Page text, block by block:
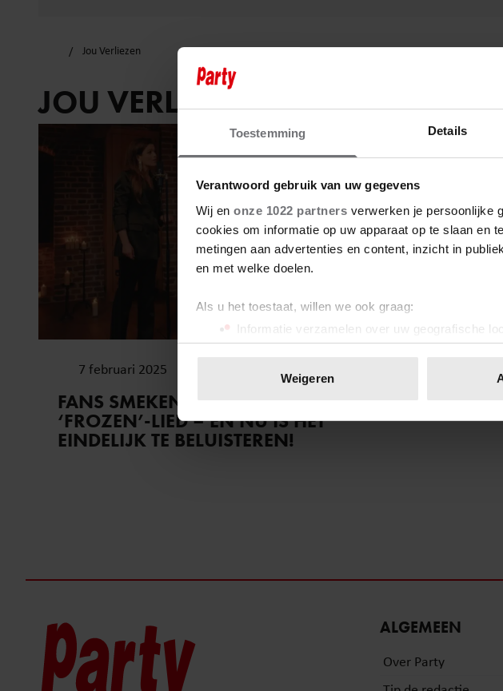
Toestemming Details
Verantwoord gebruik van uw gegevens
Wij en onze 1022 partners verwerken je persoonlijke
cookies om informatie op uw apparaat op te slaan en
metingen aan advertenties en content, inzicht in
en met welke doelen.
Als u het toestaat, willen we ook graag:
Informatie verzamelen over uw geografische
Uw apparaat identificeren door het actief te
toestemming op elk moment wijzigen of intrekken in
We gebruiken cookies om content en advertenties te
websiteverkeer te analyseren. Ook delen we
Weigeren
Jou Verliezen
JOU VERLIEZEN
7 februari 2025
FANS SMEKEN OM DIT
‘FROZEN’-LIED – EN NU IS HET
EINDELIJK TE BELUISTEREN!
ALGEMEEN
Over Party